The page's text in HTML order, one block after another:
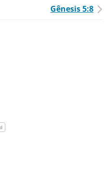
Gênesis 5:8